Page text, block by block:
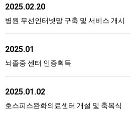
2025.02.20
병원 무선인터넷망 구축 및 서비스 개시
2025.01
뇌졸중 센터 인증획득
2025.01.02
호스피스완화의료센터 개설 및 축복식